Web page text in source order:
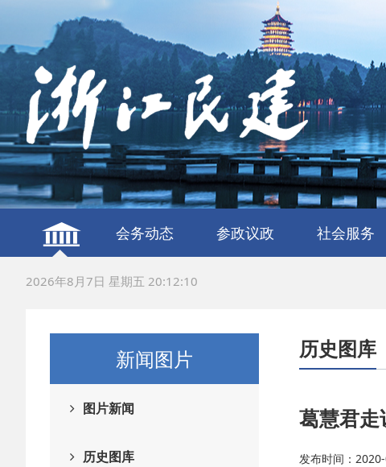
会务动态 参政议政 社会服务
2026年8月7日 星期五 20:12:10
新闻图片
图片新闻
历史图库
历史图库
葛慧君
发布时间：